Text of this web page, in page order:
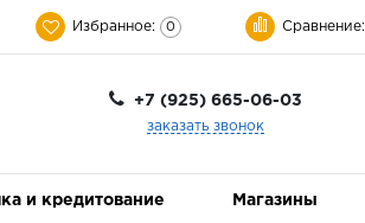
Избранное: 0 Сравнение:
+7 (925) 665-06-03
заказать звонок
и кредитование Магазины